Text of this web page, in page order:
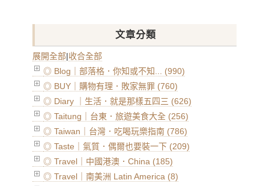
文章分類
展開全部|收合全部
◎ Blog｜部落格．你知或不知... (990)
◎ BUY｜購物有理．敗家無罪 (760)
◎ Diary ｜生活．就是那樣五四三 (626)
◎ Taitung｜台東．旅遊美食大全 (256)
◎ Taiwan｜台灣．吃喝玩樂指南 (786)
◎ Taste｜氣質．偶爾也要裝一下 (209)
◎ Travel｜中國港澳．China (185)
◎ Travel｜南美洲 Latin America (8)